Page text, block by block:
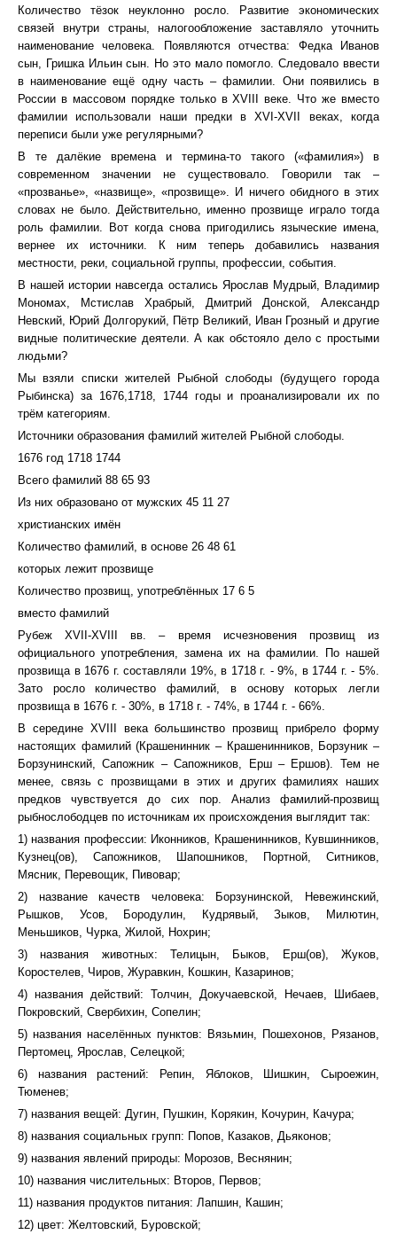
Количество тёзок неуклонно росло. Развитие экономических
связей внутри страны, налогообложение заставляло уточнить
наименование человека. Появляются отчества: Федка Иванов
сын, Гришка Ильин сын. Но это мало помогло. Следовало ввести
в наименование ещё одну часть – фамилии. Они появились в
России в массовом порядке только в XVIII веке. Что же вместо
фамилии использовали наши предки в XVI-XVII веках, когда
переписи были уже регулярными?
В те далёкие времена и термина-то такого («фамилия») в
современном значении не существовало. Говорили так –
«прозванье», «назвище», «прозвище». И ничего обидного в этих
словах не было. Действительно, именно прозвище играло тогда
роль фамилии. Вот когда снова пригодились языческие имена,
вернее их источники. К ним теперь добавились названия
местности, реки, социальной группы, профессии, события.
В нашей истории навсегда остались Ярослав Мудрый, Владимир
Мономах, Мстислав Храбрый, Дмитрий Донской, Александр
Невский, Юрий Долгорукий, Пётр Великий, Иван Грозный и другие
видные политические деятели. А как обстояло дело с простыми
людьми?
Мы взяли списки жителей Рыбной слободы (будущего города
Рыбинска) за 1676,1718, 1744 годы и проанализировали их по
трём категориям.
Источники образования фамилий жителей Рыбной слободы.
1676 год 1718 1744
Всего фамилий 88 65 93
Из них образовано от мужских 45 11 27
христианских имён
Количество фамилий, в основе 26 48 61
которых лежит прозвище
Количество прозвищ, употреблённых 17 6 5
вместо фамилий
Рубеж XVII-XVIII вв. – время исчезновения прозвищ из
официального употребления, замена их на фамилии. По нашей
прозвища в 1676 г. составляли 19%, в 1718 г. - 9%, в 1744 г. - 5%.
Зато росло количество фамилий, в основу которых легли
прозвища в 1676 г. - 30%, в 1718 г. - 74%, в 1744 г. - 66%.
В середине XVIII века большинство прозвищ прибрело форму
настоящих фамилий (Крашенинник – Крашенинников, Борзуник –
Борзунинский, Сапожник – Сапожников, Ерш – Ершов). Тем не
менее, связь с прозвищами в этих и других фамилиях наших
предков чувствуется до сих пор. Анализ фамилий-прозвищ
рыбнослободцев по источникам их происхождения выглядит так:
1) названия профессии: Иконников, Крашенинников, Кувшинников,
Кузнец(ов), Сапожников, Шапошников, Портной, Ситников,
Мясник, Перевощик, Пивовар;
2) название качеств человека: Борзунинской, Невежинский,
Рышков, Усов, Бородулин, Кудрявый, Зыков, Милютин,
Меньшиков, Чурка, Жилой, Нохрин;
3) названия животных: Телицын, Быков, Ерш(ов), Жуков,
Коростелев, Чиров, Журавкин, Кошкин, Казаринов;
4) названия действий: Толчин, Докучаевской, Нечаев, Шибаев,
Покровский, Свербихин, Сопелин;
5) названия населённых пунктов: Вязьмин, Пошехонов, Рязанов,
Пертомец, Ярослав, Селецкой;
6) названия растений: Репин, Яблоков, Шишкин, Сыроежин,
Тюменев;
7) названия вещей: Дугин, Пушкин, Корякин, Кочурин, Качура;
8) названия социальных групп: Попов, Казаков, Дьяконов;
9) названия явлений природы: Морозов, Веснянин;
10) названия числительных: Второв, Первов;
11) названия продуктов питания: Лапшин, Кашин;
12) цвет: Желтовский, Буровской;